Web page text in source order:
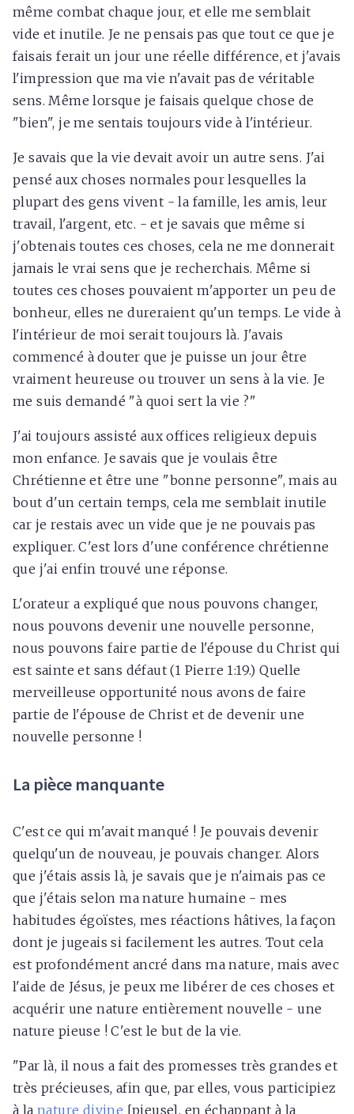
même combat chaque jour, et elle me semblait
vide et inutile. Je ne pensais pas que tout ce que je
faisais ferait un jour une réelle différence, et j'avais
l'impression que ma vie n'avait pas de véritable
sens. Même lorsque je faisais quelque chose de
"bien", je me sentais toujours vide à l'intérieur.
Je savais que la vie devait avoir un autre sens. J'ai
pensé aux choses normales pour lesquelles la
plupart des gens vivent - la famille, les amis, leur
travail, l'argent, etc. - et je savais que même si
j'obtenais toutes ces choses, cela ne me donnerait
jamais le vrai sens que je recherchais. Même si
toutes ces choses pouvaient m'apporter un peu de
bonheur, elles ne dureraient qu'un temps. Le vide à
l'intérieur de moi serait toujours là. J'avais
commencé à douter que je puisse un jour être
vraiment heureuse ou trouver un sens à la vie. Je
me suis demandé "à quoi sert la vie ?"
J'ai toujours assisté aux offices religieux depuis
mon enfance. Je savais que je voulais être
Chrétienne et être une "bonne personne", mais au
bout d'un certain temps, cela me semblait inutile
car je restais avec un vide que je ne pouvais pas
expliquer. C'est lors d'une conférence chrétienne
que j'ai enfin trouvé une réponse.
L'orateur a expliqué que nous pouvons changer,
nous pouvons devenir une nouvelle personne,
nous pouvons faire partie de l'épouse du Christ qui
est sainte et sans défaut (1 Pierre 1:19.) Quelle
merveilleuse opportunité nous avons de faire
partie de l'épouse de Christ et de devenir une
nouvelle personne !
La pièce manquante
C'est ce qui m'avait manqué ! Je pouvais devenir
quelqu'un de nouveau, je pouvais changer. Alors
que j'étais assis là, je savais que je n'aimais pas ce
que j'étais selon ma nature humaine - mes
habitudes égoïstes, mes réactions hâtives, la façon
dont je jugeais si facilement les autres. Tout cela
est profondément ancré dans ma nature, mais avec
l'aide de Jésus, je peux me libérer de ces choses et
acquérir une nature entièrement nouvelle - une
nature pieuse ! C'est le but de la vie.
"Par là, il nous a fait des promesses très grandes et
très précieuses, afin que, par elles, vous participiez
à la nature divine [pieuse], en échappant à la